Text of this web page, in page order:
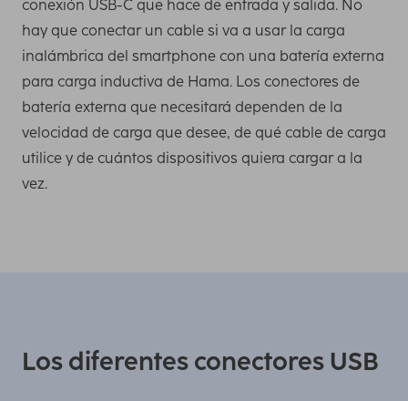
conexión USB-C que hace de entrada y salida. No
hay que conectar un cable si va a usar la carga
inalámbrica del smartphone con una batería externa
para carga inductiva de Hama. Los conectores de
batería externa que necesitará dependen de la
velocidad de carga que desee, de qué cable de carga
utilice y de cuántos dispositivos quiera cargar a la
vez.
Los diferentes conectores USB